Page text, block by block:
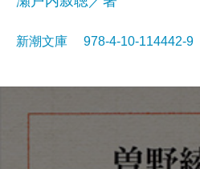
新潮文庫 978-4-10-